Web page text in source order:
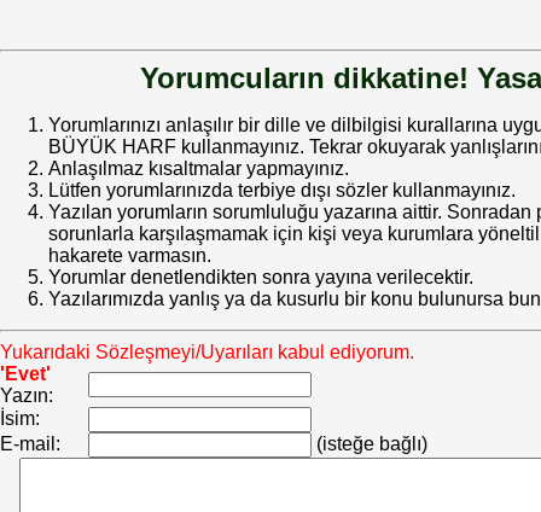
Yorumcuların dikkatine!
Yorumlarınızı anlaşılır bir dille ve dilbilgisi kurallarına
BÜYÜK HARF kullanmayınız. Tekrar okuyarak
Anlaşılmaz kısaltmalar yapmayınız.
Lütfen yorumlarınızda terbiye dışı sözler kullanmayınız.
Yazılan yorumların sorumluluğu yazarına aittir.
sorunlarla karşılaşmamak için kişi veya kurumlara
hakarete varmasın.
Yorumlar denetlendikten sonra yayına verilecektir.
Yazılarımızda yanlış ya da kusurlu bir konu bulunursa
Yukarıdaki Sözleşmeyi/Uyarıları kabul ediyorum.
'Evet'
Yazın:
İsim:
E-mail:
(isteğe bağlı)